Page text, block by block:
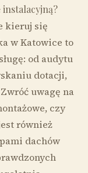
kieruj się
w Katowice to
od audytu
dotacji,
uwagę na
czy
również
dachów